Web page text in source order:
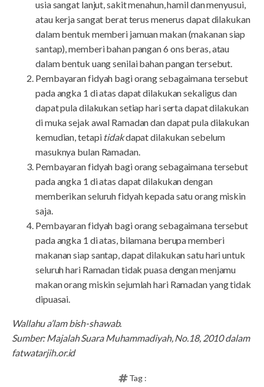
usia sangat lanjut, sakit menahun, hamil dan menyusui,
atau kerja sangat berat terus menerus dapat dilakukan
dalam bentuk memberi jamuan makan (makanan siap
santap), memberi bahan pangan 6 ons beras, atau
dalam bentuk uang senilai bahan pangan tersebut.
Pembayaran fidyah bagi orang sebagaimana tersebut
pada angka 1 di atas dapat dilakukan sekaligus dan
dapat pula dilakukan setiap hari serta dapat dilakukan
di muka sejak awal Ramadan dan dapat pula dilakukan
kemudian, tetapi tidakdapat dilakukan sebelum
masuknya bulan Ramadan.
Pembayaran fidyah bagi orang sebagaimana tersebut
pada angka 1 di atas dapat dilakukan dengan
memberikan seluruh fidyah kepada satu orang miskin
saja.
Pembayaran fidyah bagi orang sebagaimana tersebut
pada angka 1 di atas, bilamana berupa memberi
makanan siap santap, dapat dilakukan satu hari untuk
seluruh hari Ramadan tidak puasa dengan menjamu
makan orang miskin sejumlah hari Ramadan yang tidak
dipuasai.
Wallahu a’lam bish-shawab.
Sumber: Majalah Suara Muhammadiyah, No.18, 2010 dalam
fatwatarjih.or.id
Tag :